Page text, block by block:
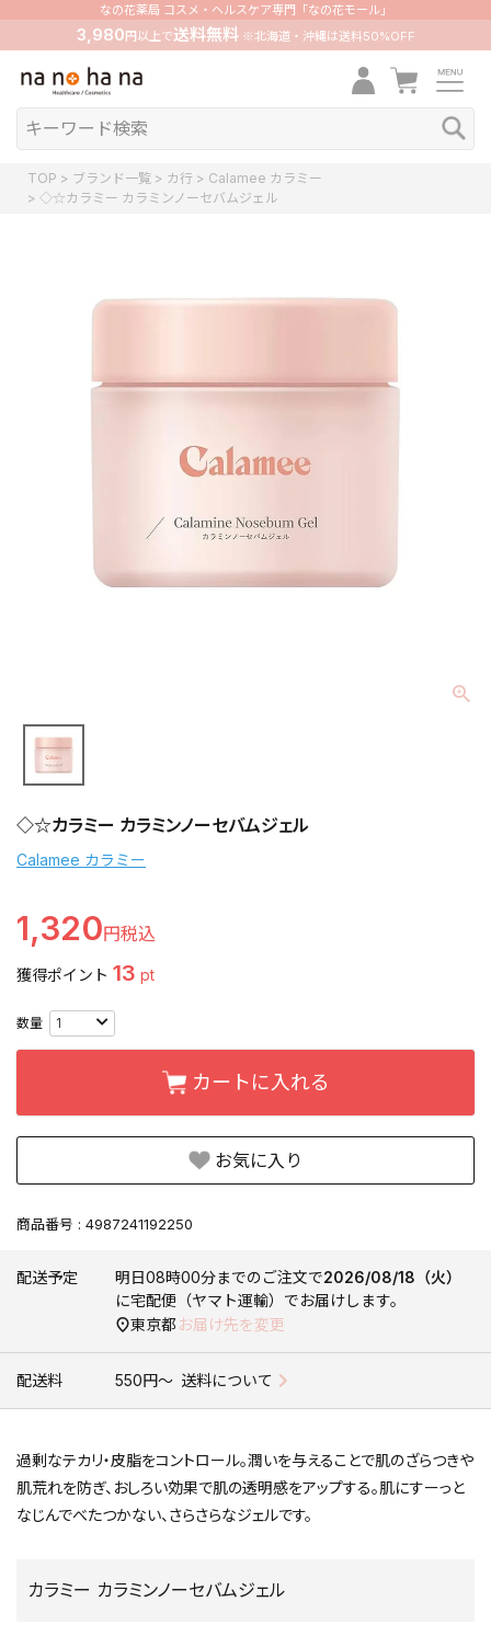
なの花薬局 コスメ・ヘルスケア専門「なの花モール」
3,980 円以上で送料無料※北海道・沖縄は送料50%OFF
TOP ブランド一覧 カ行
Calamee カラミー
◇☆カラミー カラミンノーセバムジェル
◇☆カラミー カラミンノーセバムジェル
Calamee カラミー
1,320
獲得ポイント 13 pt
お気に入り
カートに入れる
商品番号 4987241192250
配送予定 明日08時00分までのご注文で2026/08/18（火）
に宅配便（ヤマト運輸） でお届けします。
東京都 お届け先を変更
配送料 550円〜 送料について
過剰なテカリ・皮脂をコントロール。潤いを与えることで肌のざらつきや
肌荒れを防ぎ、おしろい効果で肌の透明感をアップする。肌にすーっと
なじんでべたつかない、さらさらなジェルです。
カラミー カラミンノーセバムジェル